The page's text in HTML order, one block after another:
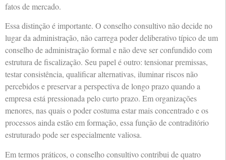
fatos de mercado.
Essa distinção é importante. O conselho consultivo não decide no
lugar da administração, não carrega poder deliberativo típico de um
conselho de administração formal e não deve ser confundido com
estrutura de fiscalização. Seu papel é outro: tensionar premissas,
testar consistência, qualificar alternativas, iluminar riscos não
percebidos e preservar a perspectiva de longo prazo quando a
empresa está pressionada pelo curto prazo. Em organizações
menores, nas quais o poder costuma estar mais concentrado e os
processos ainda estão em formação, essa função de contraditório
estruturado pode ser especialmente valiosa.
Em termos práticos, o conselho consultivo contribui de quatro